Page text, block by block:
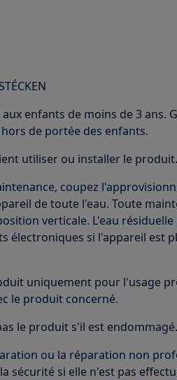
enfants de moins de 3 ans.
de portée des enfants.
utiliser ou installer le produit.
coupez
de toute l'eau. Toute
verticale. L'eau
électroniques si l'appareil est
uniquement pour l'usage
le produit concerné.
le produit s'il est endommagé.
ou la réparation non
sécurité si elle n'est pas